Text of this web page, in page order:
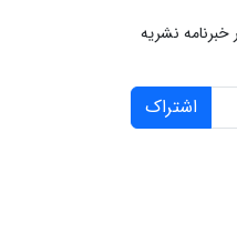
خبرنامه نشریه
اشتراک